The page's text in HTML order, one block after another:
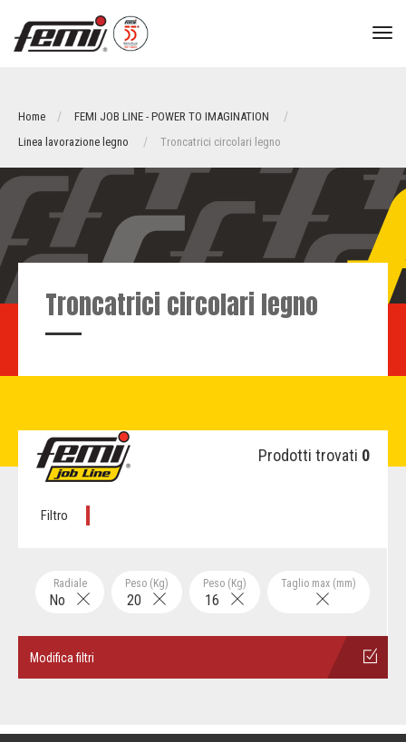
Home
FEMI JOB LINE - POWER TO IMAGINATION
Linea lavorazione legno
Troncatrici circolari legno
Troncatrici circolari legno
Prodotti trovati 0
Filtro
Taglio max (mm)
Peso (Kg)
16
Peso (Kg)
20
Radiale
No
Modifica filtri